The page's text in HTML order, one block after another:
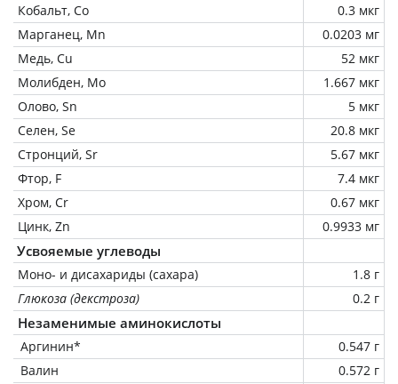
Кобальт, Co
0.3 мкг
Марганец, Mn
0.0203 мг
Медь, Cu
52 мкг
Молибден, Mo
1.667 мкг
Олово, Sn
5 мкг
Селен, Se
20.8 мкг
Стронций, Sr
5.67 мкг
Фтор, F
7.4 мкг
Хром, Cr
0.67 мкг
Цинк, Zn
0.9933 мг
Усвояемые углеводы
Моно- и дисахариды (сахара)
1.8 г
Глюкоза (декстроза)
0.2 г
Незаменимые аминокислоты
Аргинин*
0.547 г
Валин
0.572 г